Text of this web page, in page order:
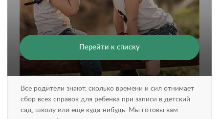
Перейти к списку
Все родители знают, сколько времени и сил отнимает
сбор всех справок для ребенка при записи в детский
сад, школу или еще куда-нибудь. Мы готовы вам